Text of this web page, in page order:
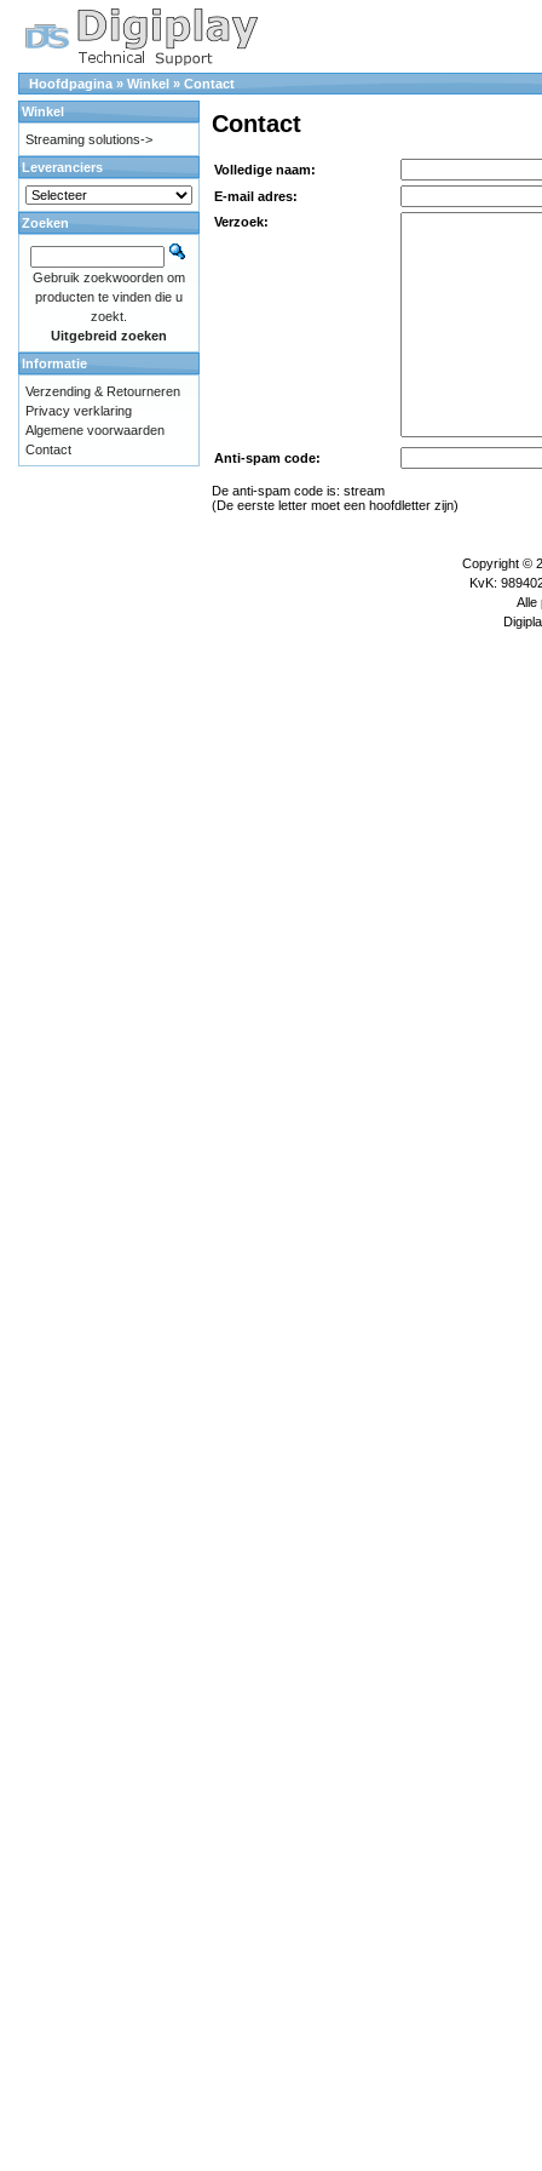
Hoofdpagina » Winkel » Contact
Contact
Volledige naam:
E-mail adres:
Verzoek:
Anti-spam code:
De anti-spam code is: stream
(De eerste letter moet een hoofdletter zijn)
Winkel
Streaming solutions->
Leveranciers
Zoeken
Gebruik zoekwoorden om
producten te vinden die u
zoekt.
Uitgebreid zoeken
Informatie
Verzending & Retourneren
Privacy verklaring
Algemene voorwaarden
Contact
Copyright ©
KvK:
Alle